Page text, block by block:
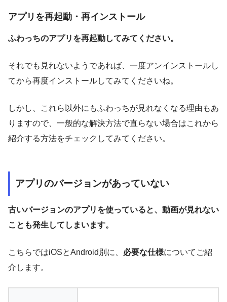
アプリを再起動・再インストール
ふわっちのアプリを再起動してみてください。
それでも見れないようであれば、一度アンインストールし
てから再度インストールしてみてくださいね。
しかし、これら以外にもふわっちが見れなくなる理由もあ
りますので、一般的な解決方法で直らない場合はこれから
紹介する方法をチェックしてみてください。
アプリのバージョンがあっていない
古いバージョンのアプリを使っていると、動画が見れない
ことも発生してしまいます。
こちらではiOSとAndroid別に、 必要な仕様についてご紹
介します。